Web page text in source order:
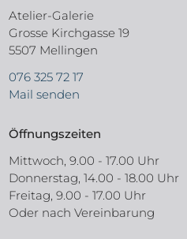
Atelier-Galerie
Grosse Kirchgasse 19
5507 Mellingen
076 325 72 17
Mail senden
Öffnungszeiten
Mittwoch, 9.00 - 17.00 Uhr
Donnerstag, 14.00 - 18.00 Uhr
Freitag, 9.00 - 17.00 Uhr
Oder nach Vereinbarung